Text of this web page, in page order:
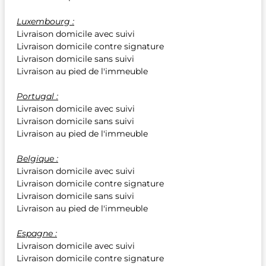
Luxembourg :
Livraison domicile avec suivi
Livraison domicile contre signature
Livraison domicile sans suivi
Livraison au pied de l'immeuble
Portugal :
Livraison domicile avec suivi
Livraison domicile sans suivi
Livraison au pied de l'immeuble
Belgique :
Livraison domicile avec suivi
Livraison domicile contre signature
Livraison domicile sans suivi
Livraison au pied de l'immeuble
Espagne :
Livraison domicile avec suivi
Livraison domicile contre signature